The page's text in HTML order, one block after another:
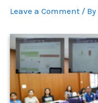
Leave a Comment / By